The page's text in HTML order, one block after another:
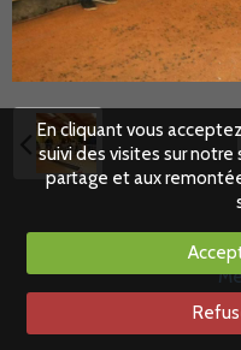
En cliquant vous
suivi des visites sur
partage et aux